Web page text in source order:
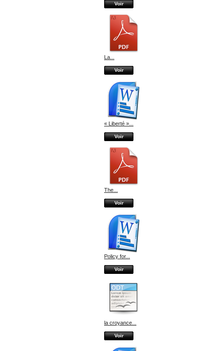
Voir
La...
Voir
« Liberté »...
Voir
The...
Voir
Policy for...
Voir
la croyance...
Voir